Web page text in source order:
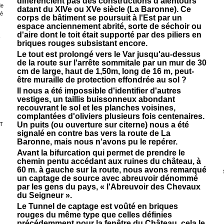
datant du XIVe ou XVe siècle (La Baronne). Ce
corps de bâtiment se poursuit à l'Est par un
espace anciennement abrité, sorte de séchoir ou
d'aire dont le toit était supporté par des piliers en
briques rouges subsistant encore.
Le tout est prolongé vers le Var jusqu'au-dessus
de la route sur l'arrête sommitale par un mur de 30
cm de large, haut de 1,50m, long de 16 m, peut-
être muraille de protection effondrée au sol ?
Il nous a été impossible d'identifier d'autres
vestiges, un taillis buissonneux abondant
recouvrant le sol et les planches voisines,
complantées d'oliviers plusieurs fois centenaires.
Un puits (ou ouverture sur citerne) nous a été
signalé en contre bas vers la route de La
Baronne, mais nous n'avons pu le repérer.
Avant la bifurcation qui permet de prendre le
chemin pentu accédant aux ruines du château, à
60 m. à gauche sur la route, nous avons remarqué
un captage de source avec abreuvoir dénommé
par les gens du pays, « l'Abreuvoir des Chevaux
du Seigneur ».
Le Tunnel de captage est voûté en briques
rouges du même type que celles définies